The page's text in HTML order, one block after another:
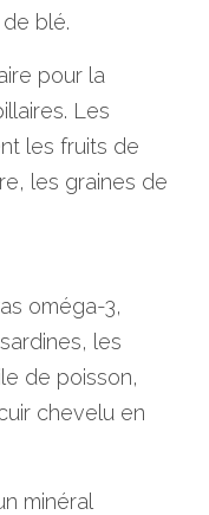
blé.
pour la
Les
les fruits de
les graines de
oméga-3,
les
de poisson,
chevelu en
minéral